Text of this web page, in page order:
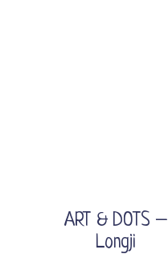
Додади во кошничка
ART & DOTS –
Longji